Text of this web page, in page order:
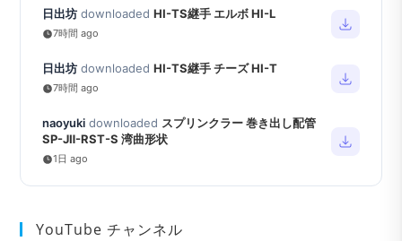
日出坊 downloaded HI-TS継手 エルボ HI-L
7時間 ago
日出坊 downloaded HI-TS継手 チーズ HI-T
7時間 ago
naoyuki downloaded スプリンクラー 巻き出し配管
SP-JⅡ-RST-S 湾曲形状
1日 ago
YouTube チャンネル